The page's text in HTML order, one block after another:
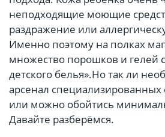
неподходящие моющие
раздражение или
Именно поэтому на полках
множество порошков и гелей
детского белья».Но так ли
арсенал специализированных
или можно обойтись
Давайте разберёмся.